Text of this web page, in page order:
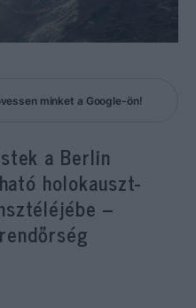
minket a Google-ön!
a Berlin
holokauszt-
–